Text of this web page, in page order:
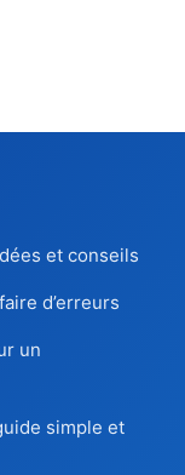
et conseils
d’erreurs
un
simple et